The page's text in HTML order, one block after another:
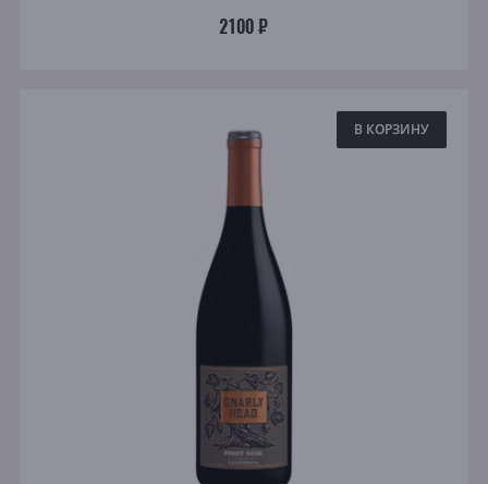
2100 ₽
В КОРЗИНУ